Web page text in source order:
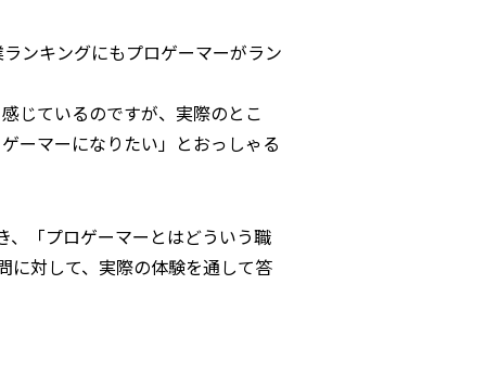
ンキングにもプロゲーマーがラン
じているのですが、実際のとこ
ーマーになりたい」とおっしゃる
、「プロゲーマーとはどういう職
に対して、実際の体験を通して答